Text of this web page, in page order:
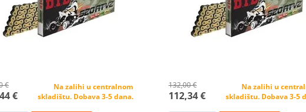
€
€
Na zalihi u centralnom
skladištu. Dobava 3-5 dana.
132,00 €
112,34 €
Na zalihi u
skladištu. Dobava 3-5